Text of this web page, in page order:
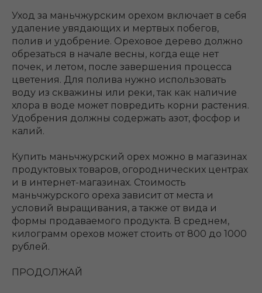
Уход за маньчжурским орехом включает в себя
удаление увядающих и мертвых побегов,
полив и удобрение. Ореховое дерево должно
обрезаться в начале весны, когда еще нет
почек, и летом, после завершения процесса
цветения. Для полива нужно использовать
воду из скважины или реки, так как наличие
хлора в воде может повредить корни растения.
Удобрения должны содержать азот, фосфор и
калий.
Купить маньчжурский орех можно в магазинах
продуктовых товаров, огороднических центрах
и в интернет-магазинах. Стоимость
маньчжурского ореха зависит от места и
условий выращивания, а также от вида и
формы продаваемого продукта. В среднем,
килограмм орехов может стоить от 800 до 1000
рублей.
ПРОДОЛЖАЙ